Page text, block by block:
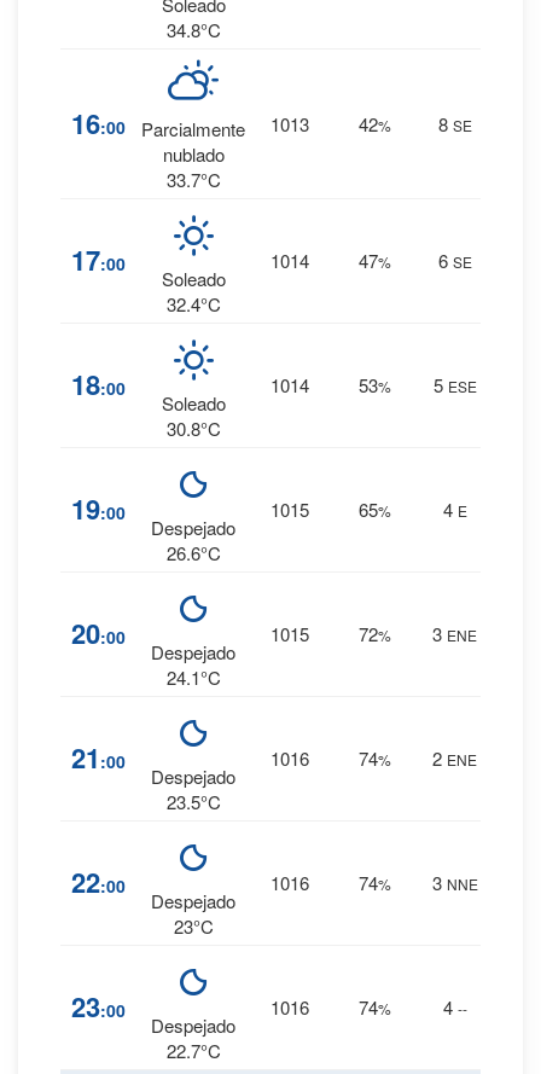
34.8°C
16:00
Parcialmente
nublado
33.7°C
1013 42% 8 SE
17:00
Soleado
32.4°C
1014 47% 6 SE
18:00
Soleado
30.8°C
1014 53% 5 ESE
19:00
Despejado
26.6°C
1015 65% 4 E
20:00
Despejado
24.1°C
1015 72% 3 ENE
21 :00
Despejado
23.5°C
1016 74% 2 ENE
22:00
Despejado
23°C
1016 74% 3 NNE
23:00
Despejado
22.7°C
1016 74% 4 --